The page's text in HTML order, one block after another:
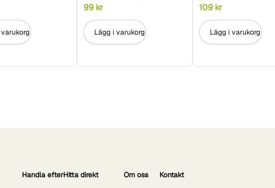
99 kr
Lägg i varukorg
109 kr
Lägg i varukorg
Handla efterHitta direkt Om oss Kontakt